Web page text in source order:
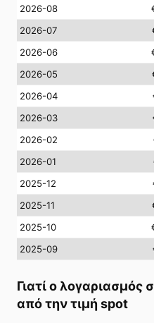
2026-08
2026-07
2026-06
2026-05
2026-04
2026-03
2026-02
2026-01
2025-12
2025-11
2025-10
2025-09
Γιατί ο λογαριασμός
από την τιμή spot